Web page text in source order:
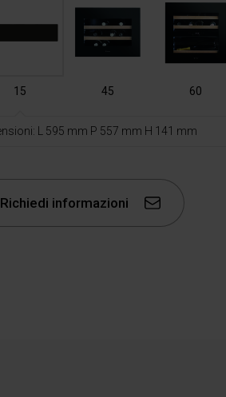
15 45 60
L 595 mm P 557 mm H 141 mm
Richiedi informazioni